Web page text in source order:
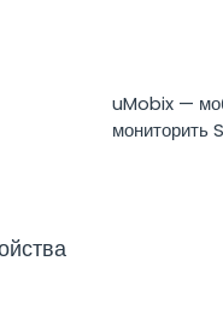
uMobix —
мониторить